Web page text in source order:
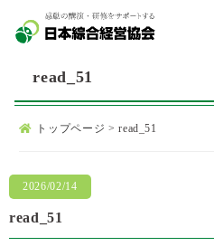
read_51
トップページ >read_51
read_51
2026/02/14